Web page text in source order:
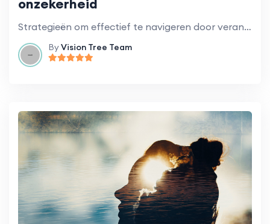
onzekerheid
Strategieën om effectief te navigeren door veranderingen en onzekerheid in de werkomgeving.
ByVision Tree Team